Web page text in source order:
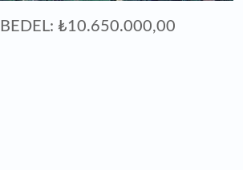
₺10.650.000,00